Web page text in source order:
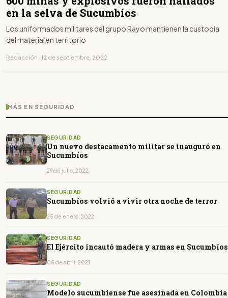
en la selva de Sucumbíos
Los uniformados militares del grupo Rayo mantienen la custodia
del material en territorio
Redacción · 12 de septiembre, 2022
MÁS EN SEGURIDAD
SEGURIDAD
Un nuevo destacamento militar se inauguró en
Sucumbíos
29 de julio, 2022
SEGURIDAD
Sucumbíos volvió a vivir otra noche de terror
25 de enero, 2022
SEGURIDAD
El Ejército incautó madera y armas en Sucumbíos
05 de abril, 2021
SEGURIDAD
Modelo sucumbiense fue asesinada en Colombia